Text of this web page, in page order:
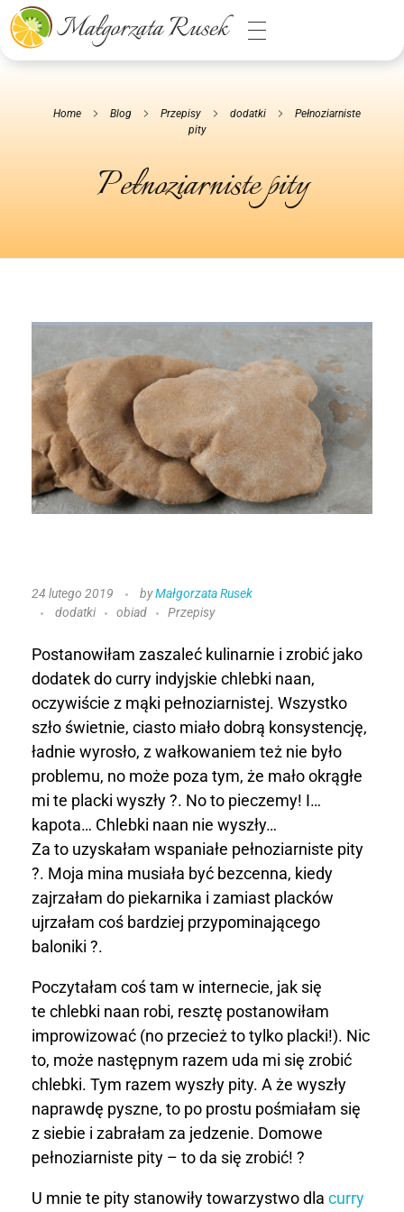
Małgorzata Rusek - dietetyk z pasją
Dietetyka kliniczna & Psychodietetyka
Home Blog Przepisy dodatki
Pełnoziarniste
pity
Pełnoziarniste pity
P
ł
n
o
z
i
a
r
n
i
s
t
e
p
i
t
24 lutego 2019 byMałgorzata Rusek
dodatki
obiad Przepisy
Postanowiłam zaszaleć kulinarnie i zrobić jako
dodatek do curry indyjskie chlebki naan,
oczywiście z mąki pełnoziarnistej. Wszystko
szło świetnie, ciasto miało dobrą konsystencję,
ładnie wyrosło, z wałkowaniem też nie było
problemu, no może poza tym, że mało okrągłe
mi te placki wyszły ?. No to pieczemy! I…
kapota… Chlebki naan nie wyszły…
Za to uzyskałam wspaniałe pełnoziarniste pity
?. Moja mina musiała być bezcenna, kiedy
zajrzałam do piekarnika i zamiast placków
ujrzałam coś bardziej przypominającego
baloniki ?.
Poczytałam coś tam w internecie, jak się
te chlebki naan robi, resztę postanowiłam
improwizować (no przecież to tylko placki!). Nic
to, może następnym razem uda mi się zrobić
chlebki. Tym razem wyszły pity. A że wyszły
naprawdę pyszne, to po prostu pośmiałam się
z siebie i zabrałam za jedzenie. Domowe
pełnoziarniste pity – to da się zrobić! ?
U mnie te pity stanowiły towarzystwo dla curry